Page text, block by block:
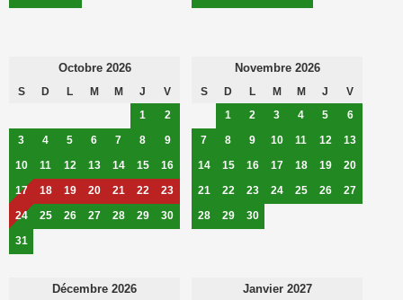
Octobre 2026
S D L M M J
V
1
2
3
4 5 6 7 8
9
10
11 12 13 14 15
16
17
18 19 20 21 22
23
24
25 26 27 28 29
30
31
Novembre 2026
S D L M M J
V
1
2 3 4 5
6
7
8 9 10 11 12
13
14
15 16 17 18 19
20
21
22 23 24 25 26
27
28
29 30
Décembre 2026 Janvier 2027